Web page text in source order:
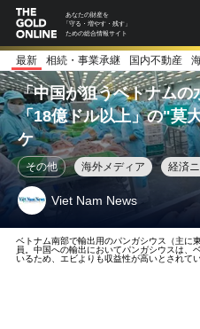
あなたの財産を
「守る・増やす・残す」
ための総合情報サイト
最新 相続・事業承継 国内不動産
「中国が狙うベトナム
「18億ドル以上」の"莫
ケ
その他 海外メディア 経済
Viet Nam News
ベトナム南部で輸出用のパンガシウス（主に
員。中国への輸出においてパンガシウスは、
いるため、エビよりも収益性が高いとされて